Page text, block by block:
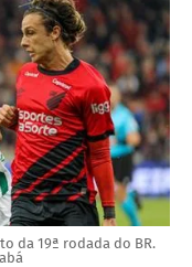
da 19ª rodada do BR.